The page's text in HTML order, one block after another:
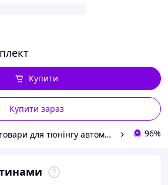
Купити зараз
Купити
Продавець СвітАвто (товари для тюнінгу автомобілів ВАЗ) 96%